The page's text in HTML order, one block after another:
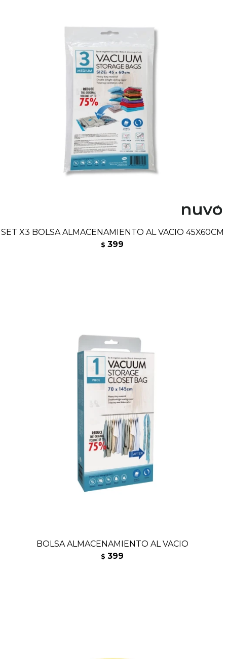
SET X3 BOLSA ALMACENAMIENTO AL VACIO 45X60CM
$ 399
BOLSA ALMACENAMIENTO AL VACIO
$ 399